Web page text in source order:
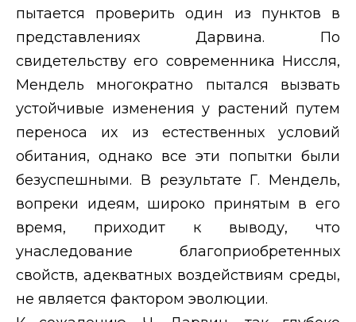
пытается проверить один из пунктов в
представлениях Дарвина. По
свидетельству его современника Ниссля,
Мендель многократно пытался вызвать
устойчивые изменения у растений путем
переноса их из естественных условий
обитания, однако все эти попытки были
безуспешными. В результате Г. Мендель,
вопреки идеям, широко принятым в его
время, приходит к выводу, что
унаследование благоприобретенных
свойств, адекватных воздействиям среды,
не является фактором эволюции.